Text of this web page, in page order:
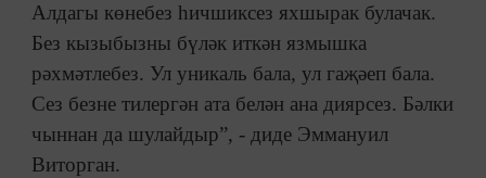
Алдагы көнебез һичшиксез яхшырак булачак.
Без кызыбызны бүләк иткән язмышка
рәхмәтлебез. Ул уникаль бала, ул гаҗәеп бала.
Сез безне тилергән ата белән ана диярсез. Бәлки
чыннан да шулайдыр”, - диде Эммануил
Виторган.